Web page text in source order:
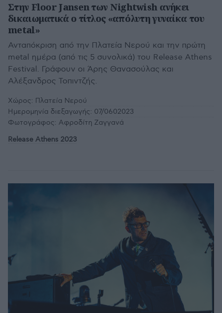
Στην Floor Jansen των Nightwish ανήκει
δικαιωματικά ο τίτλος «απόλυτη γυναίκα του
metal»
Ανταπόκριση από την Πλατεία Νερού και την πρώτη
metal ημέρα (από τις 5 συνολικά) του Release Athens
Festival. Γράφουν οι Άρης Θανασούλας και
Αλέξανδρος Τοπιντζής.
Χώρος: Πλατεία Νερού
Ημερομηνία διεξαγωγής: 07/0602023
Φωτογράφος: Αφροδίτη Ζαγγανά
Release Athens 2023